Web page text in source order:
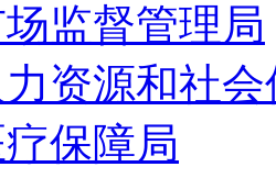
监督管理局
资源和社
保障局